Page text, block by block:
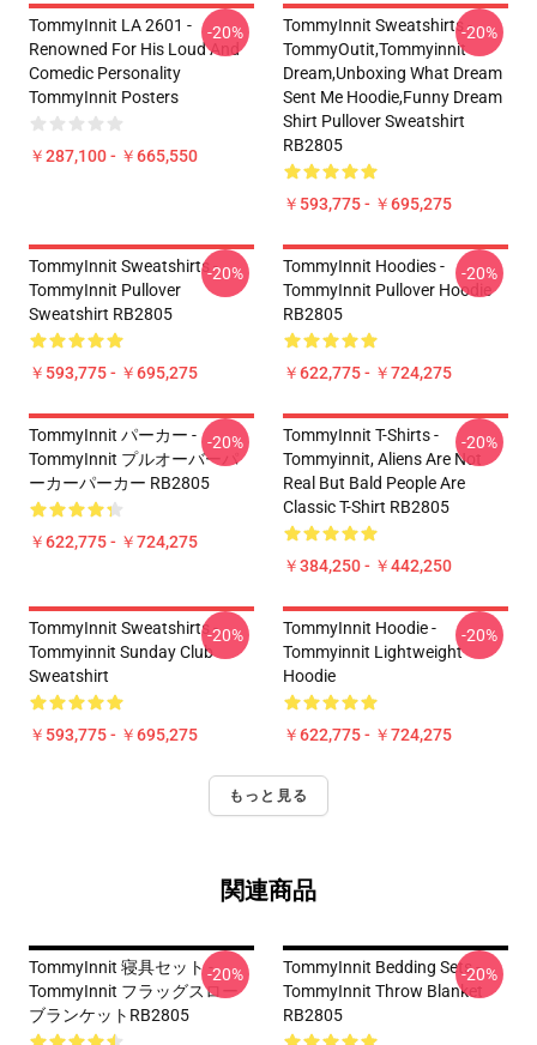
TommyInnit LA 2601 -
Renowned For His Loud And
Comedic Personality
TommyInnit Posters
￥287,100 - ￥665,550
-20%
TommyInnit Sweatshirts -
TommyOutit,Tommyinnit
Dream,Unboxing What Dream
Sent Me Hoodie,funny Dream
Shirt Pullover Sweatshirt
RB2805
￥593,775 - ￥695,275
-20%
TommyInnit Sweatshirts -
TommyInnit Pullover
Sweatshirt RB2805
￥593,775 - ￥695,275
-20%
TommyInnit Hoodies -
TommyInnit Pullover Hoodie
RB2805
￥622,775 - ￥724,275
-20%
TommyInnit パーカー -
TommyInnit プルオーバーパ
ーカーパーカー RB2805
￥622,775 - ￥724,275
-20%
TommyInnit T-Shirts -
Tommyinnit, Aliens Are Not
Real But Bald People Are
Classic T-Shirt RB2805
￥384,250 - ￥442,250
-20%
TommyInnit Sweatshirts -
Tommyinnit Sunday Club
Sweatshirt
￥593,775 - ￥695,275
-20%
TommyInnit Hoodie -
Tommyinnit Lightweight
Hoodie
￥622,775 - ￥724,275
-20%
もっと見る
関連商品
TommyInnit 寝具セット -
TommyInnit フラッグスロー
ブランケットRB2805
-20%
TommyInnit Bedding Sets -
TommyInnit Throw Blanket
RB2805
-20%